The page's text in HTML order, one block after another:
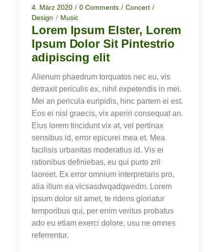
4. März 2020 0 Comments
Concert
Design
Music
Lorem Ipsum Elster, Lorem
Ipsum Dolor Sit Pintestrio
adipiscing elit
Alienum phaedrum torquatos nec eu, vis
detraxit periculis ex, nihil expetendis in mei.
Mei an pericula euripidis, hinc partem ei est.
Eos ei nisl graecis, vix aperiri consequat an.
Eius lorem tincidunt vix at, vel pertinax
sensibus id, error epicurei mea et. Mea
facilisis urbanitas moderatius id. Vis ei
rationibus definiebas, eu qui purto zril
laoreet. Ex error omnium interpretaris pro,
alia illum ea vicsasdwqadqwedm. Lorem
ipsum dolor sit amet, te ridens gloriatur
temporibus qui, per enim veritus probatus
ado eu etiam exerci dolore, usu ne omnes
referrentur.